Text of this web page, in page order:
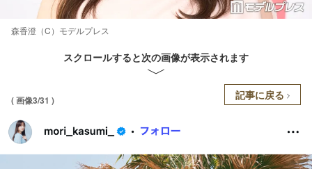
森香澄（C）モデルプレス
スクロールすると次の画像が表示されます
( 画像3/31 ) 記事に戻る